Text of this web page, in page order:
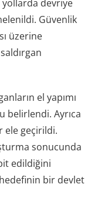
yollarda devriye
Güvenlik
üzerine
el yapımı
belirlendi. Ayrıca
ele geçirildi.
sonucunda
edildiğini
hedefinin bir devlet